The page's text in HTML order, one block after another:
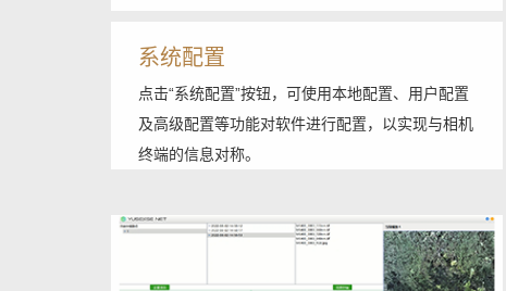
系统配置
点击“系统配置”按钮，可使用本地配置、用户配置
及高级配置等功能对软件进行配置，以实现与相机
终端的信息对称。